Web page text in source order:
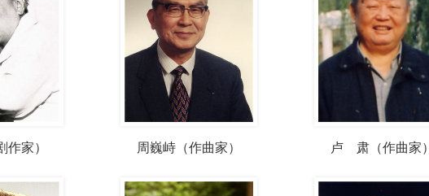
作家） 周巍峙（作曲家） 卢 肃（作曲家）